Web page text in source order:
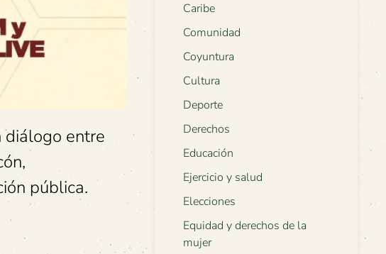
diálogo entre
pública.
Caribe
Comunidad
Coyuntura
Cultura
Deporte
Derechos
Educación
Ejercicio y salud
Elecciones
Equidad y derechos de la
mujer